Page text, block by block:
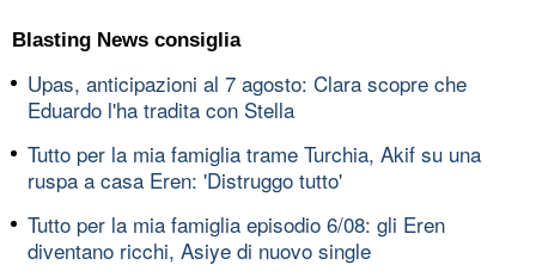
Blasting News consiglia
Upas, anticipazioni al 7 agosto: Clara scopre che
Eduardo l'ha tradita con Stella
Tutto per la mia famiglia trame Turchia, Akif su una
ruspa a casa Eren: 'Distruggo tutto'
Tutto per la mia famiglia episodio 6/08: gli Eren
diventano ricchi, Asiye di nuovo single